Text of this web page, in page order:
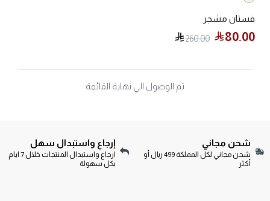
فستان مشجر
80.00
260.00
تم الوصول الي نهاية القائمة
شحن مجاني
شحن مجاني لكل المملكة 499 ريال أو
أكثر
إرجاع واستبدال سهل
ارجاع واستبدال المنتجات خلال 7 ايام
بكل سهولة